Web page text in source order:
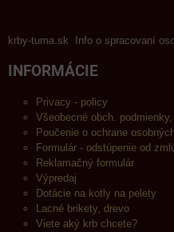
krby-tuma.sk Info o spracovaní
INFORMÁCIE
Privacy - policy
Všeobecné obch.
Poučenie o ochrane
Formulár - odstúpenie od
Reklamačný formulár
Výpredaj
Dotácie na kotly na pelety
Lacné brikety, drevo
Viete aký krb chcete?